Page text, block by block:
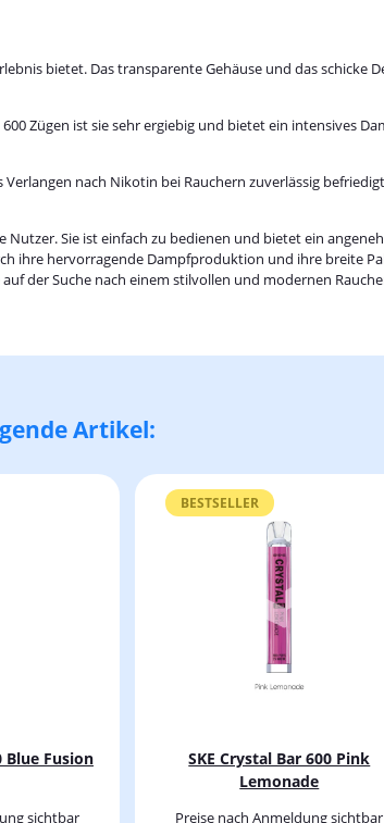
bietet. Das transparente Gehäuse und das schicke
Zügen ist sie sehr ergiebig und bietet ein intensives
nach Nikotin bei Rauchern zuverlässig
Sie ist einfach zu bedienen und bietet ein
ihre hervorragende Dampfproduktion und ihre breite
der Suche nach einem stilvollen und modernen
Artikel:
Blue Fusion
sichtbar
BESTSELLER
SKE Crystal Bar 600 Pink
Lemonade
Preise nach Anmeldung sichtbar